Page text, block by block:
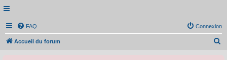
FAQ Connexion
Accueil du forum